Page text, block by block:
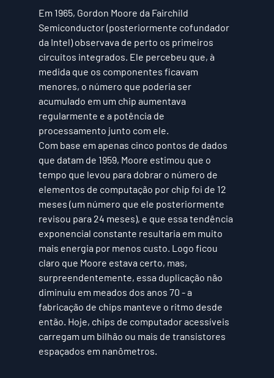
Em 1965, Gordon Moore da Fairchild
Semiconductor (posteriormente cofundador
da Intel) observava de perto os primeiros
circuitos integrados. Ele percebeu que, à
medida que os componentes ficavam
menores, o número que poderia ser
acumulado em um chip aumentava
regularmente e a potência de
processamento junto com ele.
Com base em apenas cinco pontos de dados
que datam de 1959, Moore estimou que o
tempo que levou para dobrar o número de
elementos de computação por chip foi de 12
meses (um número que ele posteriormente
revisou para 24 meses), e que essa tendência
exponencial constante resultaria em muito
mais energia por menos custo. Logo ficou
claro que Moore estava certo, mas,
surpreendentemente, essa duplicação não
diminuiu em meados dos anos 70 - a
fabricação de chips manteve o ritmo desde
então. Hoje, chips de computador acessíveis
carregam um bilhão ou mais de transistores
espaçados em nanômetros.